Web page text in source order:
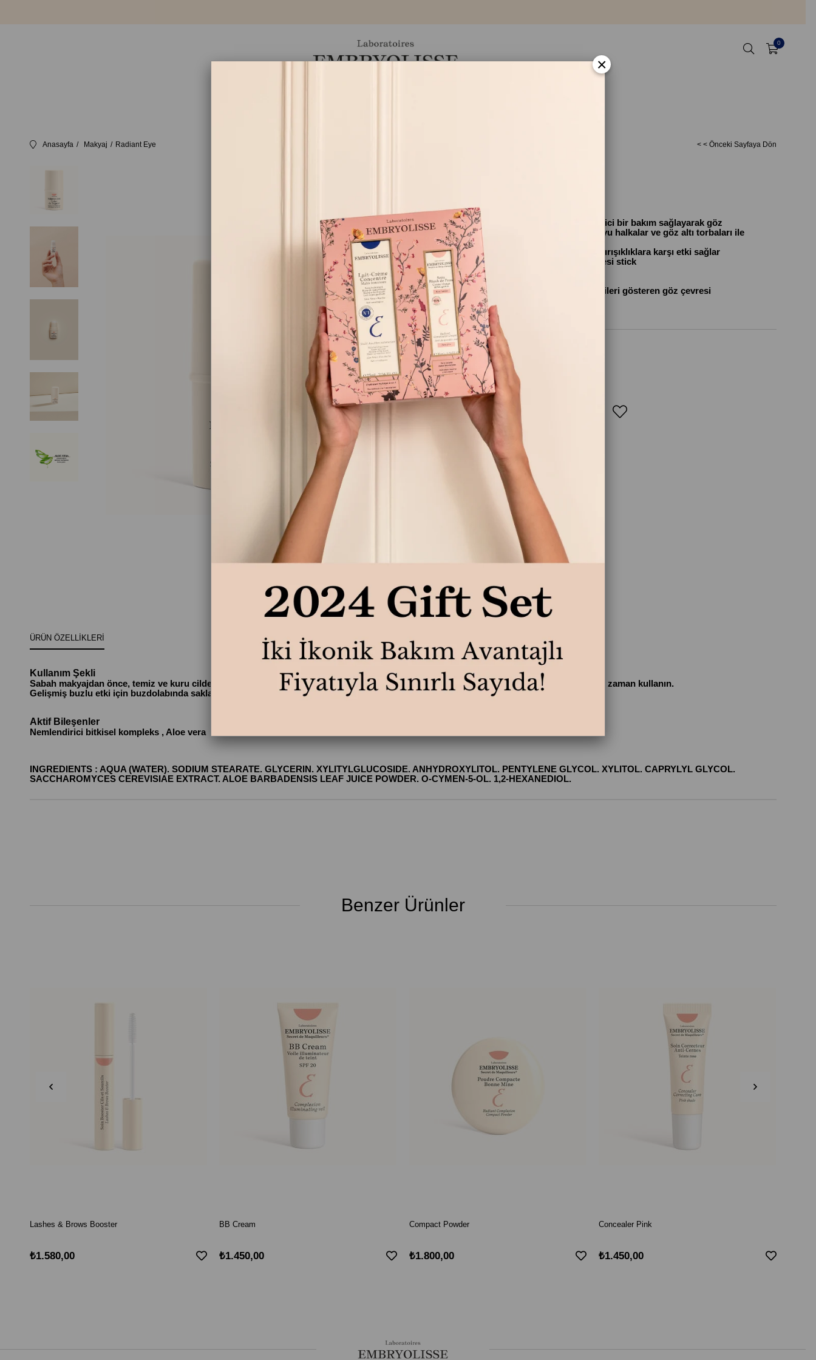
0
Anasayfa Makyaj Radiant Eye < < Önceki Sayfaya Dön
✔︎🌿99% doğal kaynaklı içerik
✔︎ Göz çevresi için yapılandırıcı ve nemlendirici bir bakım sağlayarak göz
çevresindeki dokuların şişkinliğini azaltır, koyu halkalar ve göz altı torbaları ile
savaşır
︎ Göz çevresini nemlendirirken korur, ince kırışıklıklara karşı etki sağlar
︎ Anında buz etkisi ile enerji veren göz çevresi stick
✔︎ Kullanımı kolay, küçük boyut
✔︎ Tüm cilt tipleri için uygun
✔︎ Yorgunluk, koyu halkalar ve şişkinlik belirtileri gösteren göz çevresi
₺1.550,00
YORUM YAZ
ÜRÜN ÖZELLIKLERI
Kullanım Şekli
Sabah makyajdan önce, temiz ve kuru cilde; gözlerinize ışıltılı bir parlaklık kazandırmak için akşam dışarı çıkmadan önce veya istediğiniz zaman kullanın.
Gelişmiş buzlu etki için buzdolabında saklayın.
Aktif Bileşenler
Nemlendirici bitkisel kompleks , Aloe vera
INGREDIENTS : AQUA (WATER). SODIUM STEARATE. GLYCERIN. XYLITYLGLUCOSIDE. ANHYDROXYLITOL. PENTYLENE GLYCOL. XYLITOL. CAPRYLYL GLYCOL.
SACCHAROMYCES CEREVISIAE EXTRACT. ALOE BARBADENSIS LEAF JUICE POWDER. O-CYMEN-5-OL. 1,2-HEXANEDIOL.
Benzer Ürünler
Lashes & Brows Booster
₺1.580,00
BB Cream
₺1.450,00
Compact Powder
₺1.800,00
Concealer Pink
₺1.450,00
×